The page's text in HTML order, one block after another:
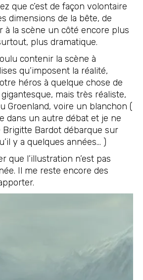
que c’est de façon volontaire
dimensions de la bête, de
à la scène un côté encore plus
plus dramatique.
contenir la scène à
qu’imposent la réalité,
héros à quelque chose de
mais très réaliste,
Groenland, voire un blanchon (
dans un autre débat et je ne
Brigitte Bardot débarque sur
y a quelques années… )
que l’illustration n’est pas
Il me reste encore des